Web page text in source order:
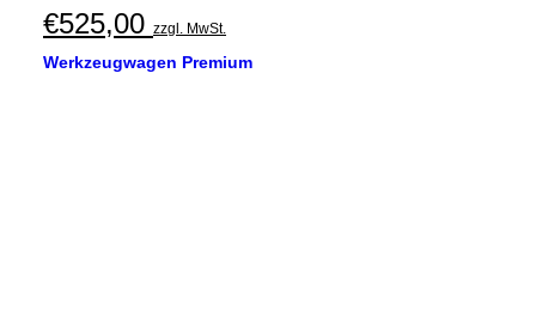
€525,00 zzgl. MwSt.
Werkzeugwagen Premium